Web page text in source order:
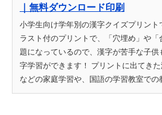
｜無料ダウンロード印刷
小学生向け学年別の漢字クイズプリント
ラスト付のプリントで、「穴埋め」や
題になっているので、漢字が苦手な子
字学習ができます！ プリントに出てき
などの家庭学習や、国語の学習教室での